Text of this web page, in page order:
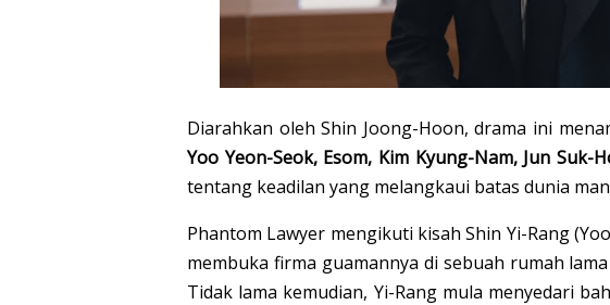
Diarahkan oleh Shin Joong-Hoon, drama ini
Yoo Yeon-Seok, Esom, Kim Kyung-Nam, Jun Suk-
tentang keadilan yang melangkaui batas dunia
Phantom Lawyer mengikuti kisah Shin Yi-Rang
membuka firma guamannya di sebuah rumah
Tidak lama kemudian, Yi-Rang mula menyedari